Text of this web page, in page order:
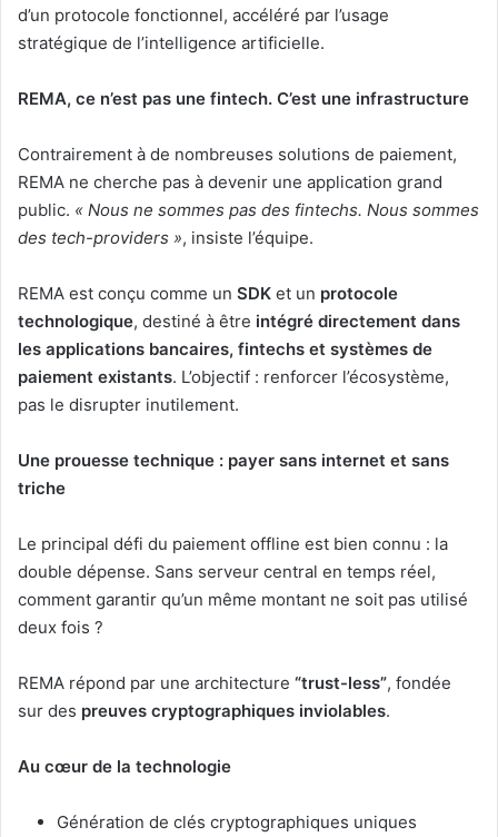
d’un protocole fonctionnel, accéléré par l’usage
stratégique de l’intelligence artificielle.
REMA, ce n’est pas une fintech. C’est une infrastructure
Contrairement à de nombreuses solutions de paiement,
REMA ne cherche pas à devenir une application grand
public. « Nous ne sommes pas des fintechs. Nous sommes
des tech-providers », insiste l’équipe.
REMA est conçu comme un SDK et un protocole
technologique, destiné à être intégré directement dans
les applications bancaires, fintechs et systèmes de
paiement existants. L’objectif : renforcer l’écosystème,
pas le disrupter inutilement.
Une prouesse technique : payer sans internet et sans
triche
Le principal défi du paiement offline est bien connu : la
double dépense. Sans serveur central en temps réel,
comment garantir qu’un même montant ne soit pas utilisé
deux fois ?
REMA répond par une architecture “trust-less”, fondée
sur des preuves cryptographiques inviolables.
Au cœur de la technologie
Génération de clés cryptographiques uniques